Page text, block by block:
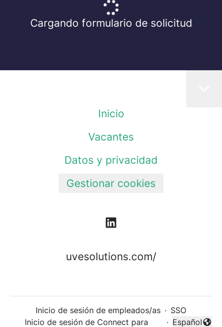
Cargando formulario de solicitud
Inicio
Vacantes
Datos y privacidad
Gestionar cookies
uvesolutions.com/
Inicio de sesión de empleados/as · SSO
Inicio de sesión de Connect para
· Español